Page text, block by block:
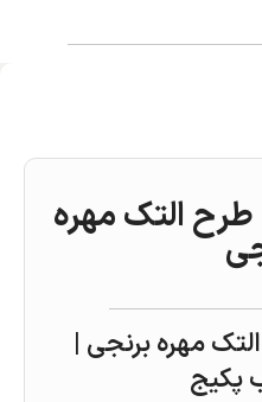
التک مهره
مهره برنجی |
پکیج